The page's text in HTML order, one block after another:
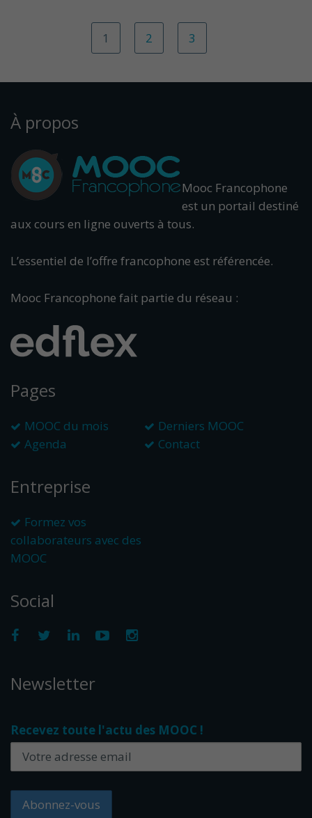
1 2 3
À propos
Mooc Francophone
est un portail destiné
aux cours en ligne ouverts à tous.
L’essentiel de l’offre francophone est référencée.
Mooc Francophone fait partie du réseau :
Pages
MOOC du mois
Derniers MOOC
Agenda
Contact
Entreprise
Formez vos
collaborateurs avec des
MOOC
Social
Newsletter
Recevez toute l'actu des MOOC !